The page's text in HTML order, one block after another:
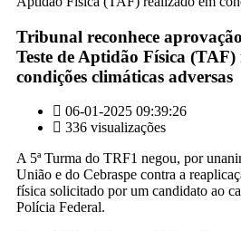
Tribunal reconhece
Teste de Aptidão Física (TAF)
condições climáticas adversas
06-01-2025 09:39:26
336 visualizações
A 5ª Turma do TRF1 negou, por
União e do Cebraspe contra a
física solicitado por um candidato ao
Polícia Federal.